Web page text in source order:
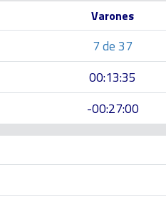
Varones
7 de 37
00:13:35
-00:27:00